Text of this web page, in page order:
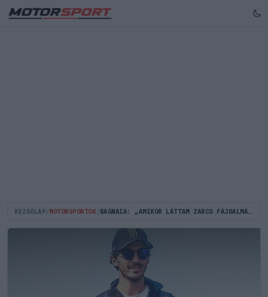
KEZDŐLAP MOTORSPORTOK BAGNAIA: „AMIKOR LÁTTAM ZARCO FÁJDALMÁT, AZ KEMÉNYEN MEGÜTÖTT”